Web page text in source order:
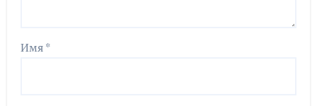
Имя*